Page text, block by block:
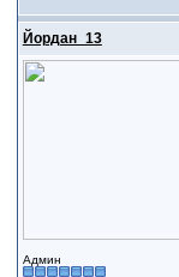
Йордан_13
Админ